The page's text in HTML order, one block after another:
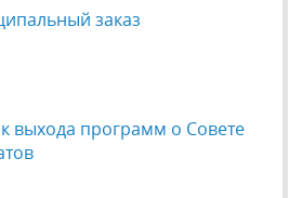
заказ
выхода программ о Cовете